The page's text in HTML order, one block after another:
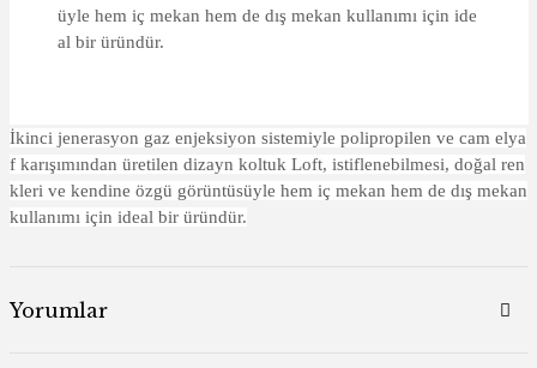
üyle hem iç mekan hem de dış mekan kullanımı için ide
al bir üründür.
İkinci jenerasyon gaz enjeksiyon sistemiyle polipropilen ve cam elya
f karışımından üretilen dizayn koltuk Loft, istiflenebilmesi, doğal ren
kleri ve kendine özgü görüntüsüyle hem iç mekan hem de dış mekan
kullanımı için ideal bir üründür.
Yorumlar